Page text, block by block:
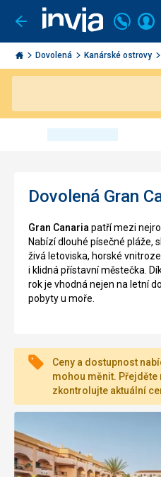
Jít
zpět
Invia.cz
Volejte
226
000
290
Dovolená Kanárské ostrovy
Dovolená Gran
Gran Canaria patří mezi
Nabízí dlouhé písečné pláže,
živá letoviska, horské
i klidná přístavní městečka.
rok je vhodná nejen na letní
pobyty u moře.
Ceny a dostupnost
mohou měnit. Přejděte
zkontrolujte aktuální